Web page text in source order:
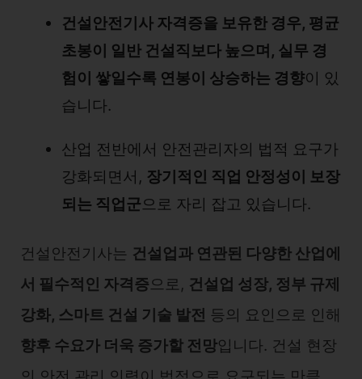
건설안전기사 자격증을 보유한 경우, 평균
초봉이 일반 건설직보다 높으며, 실무 경
험이 쌓일수록 연봉이 상승하는 경향이 있
습니다.
산업 전반에서 안전관리자의 법적 요구가
강화되면서, 장기적인 직업 안정성이 보장
되는 직업군으로 자리 잡고 있습니다.
건설안전기사는 건설업과 연관된 다양한 산업에
서 필수적인 자격증으로, 건설업 성장, 정부 규제
강화, 스마트 건설 기술 발전 등의 요인으로 인해
향후 수요가 더욱 증가할 전망입니다. 건설 현장